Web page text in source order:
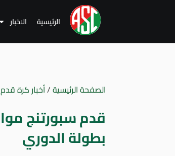
الرئيسية الاخبار
الصفحة الرئيسية/أخبار كرة قدم
بطولة الدوري